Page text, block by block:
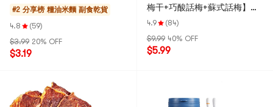
#2 分享榜 糧油米麵 副食乾貨
4.8
(59)
$3.99 20% OFF
$3.19
梅干+巧酸話梅+蘇式話梅】
【話梅果乾大禮包】
4.9
(84)
$9.99 40% OFF
$5.99